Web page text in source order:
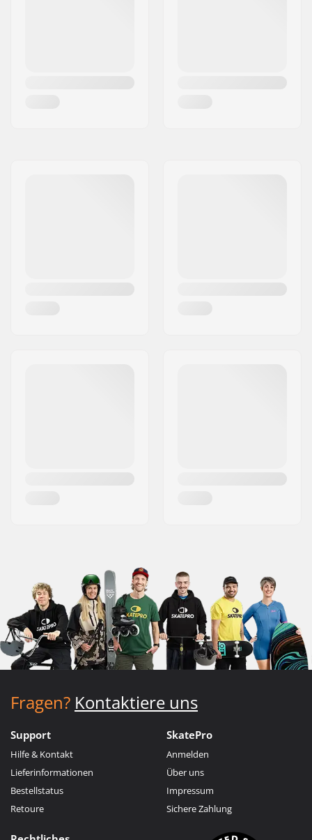
Fragen? Kontaktiere uns
Support
Hilfe & Kontakt
Lieferinformationen
Bestellstatus
Retoure
SkatePro
Anmelden
Über uns
Impressum
Sichere Zahlung